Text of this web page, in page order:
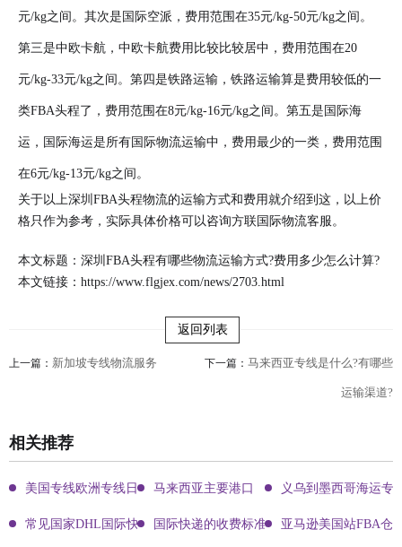
元/kg之间。其次是国际空派，费用范围在35元/kg-50元/kg之间。
第三是中欧卡航，中欧卡航费用比较比较居中，费用范围在20
元/kg-33元/kg之间。第四是铁路运输，铁路运输算是费用较低的一
类FBA头程了，费用范围在8元/kg-16元/kg之间。第五是国际海
运，国际海运是所有国际物流运输中，费用最少的一类，费用范围
在6元/kg-13元/kg之间。
关于以上深圳FBA头程物流的运输方式和费用就介绍到这，以上价
格只作为参考，实际具体价格可以咨询方联国际物流客服。
本文标题：深圳FBA头程有哪些物流运输方式?费用多少怎么计算?
本文链接： https://www.flgjex.com/news/2703.html
返回列表
上一篇： 新加坡专线物流服务 下一篇： 马来西亚专线是什么?有哪些
运输渠道?
相关推荐
美国专线欧洲专线日本专线区别马来西亚主要港口 义乌到墨西哥海运专
常见国家DHL国际快递客服热线国际快递的收费标准!四大国际快递的尺寸重
亚马逊美国站FBA仓